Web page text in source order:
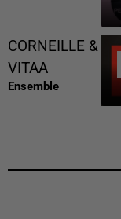
CORNEILLE &
VITAA
Ensemble